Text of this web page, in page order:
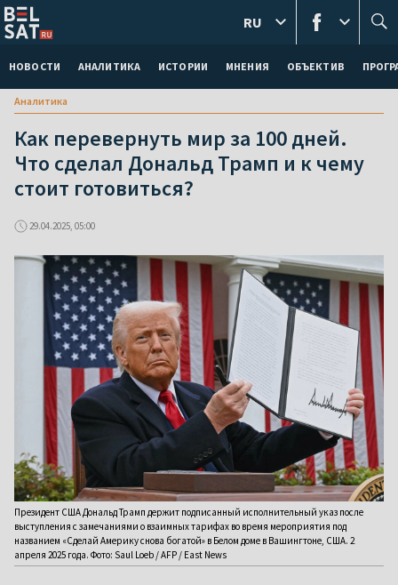
НОВОСТИ АНАЛИТИКА ИСТОРИИ МНЕНИЯ ОБЪЕКТИВ
RU
Аналитика
Как перевернуть мир за 100 дней.
Что сделал Дональд Трамп и к чему
стоит готовиться?
29.04.2025, 05:00
Президент США Дональд Трамп держит подписанный исполнительный указ после
выступления с замечаниями о взаимных тарифах во время мероприятия под
названием «Сделай Америку снова богатой» в Белом доме в Вашингтоне, США. 2
апреля 2025 года. Фото: Saul Loeb / AFP / East News